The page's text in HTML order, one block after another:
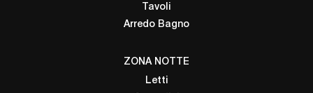
Tavoli
Arredo Bagno
ZONA NOTTE
Letti